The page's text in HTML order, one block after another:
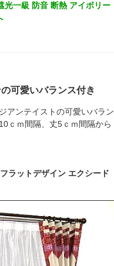
光一級 防音 断熱 アイボリー
可愛いバランス付き
アンテイストの可愛いバラン
ｃｍ間隔、丈5ｃｍ間隔から
ラットデザイン エクシード